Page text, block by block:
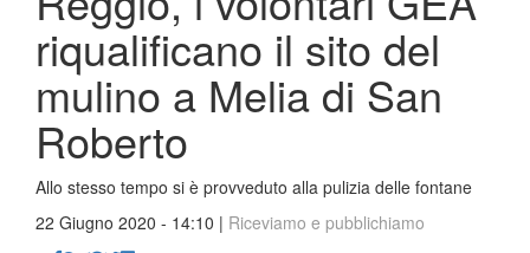
riqualificano il sito del
mulino a Melia di San
Roberto
Allo stesso tempo si è provveduto alla pulizia delle fontane
22 Giugno 2020 - 14:10 | Riceviamo e pubblichiamo